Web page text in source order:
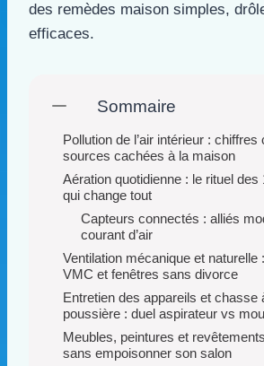
des remèdes maison simples,
efficaces.
Sommaire
Pollution de l’air intérieur : chiffres
sources cachées à la maison
Aération quotidienne : le rituel des
qui change tout
Capteurs connectés : alliés
courant d’air
Ventilation mécanique et naturelle
VMC et fenêtres sans divorce
Entretien des appareils et chasse
poussière : duel aspirateur vs
Meubles, peintures et
sans empoisonner son salon